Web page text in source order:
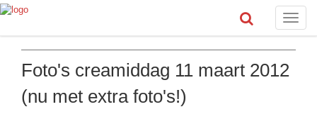
Toggle
Foto's creamiddag 11 maart 2012
(nu met extra foto's!)